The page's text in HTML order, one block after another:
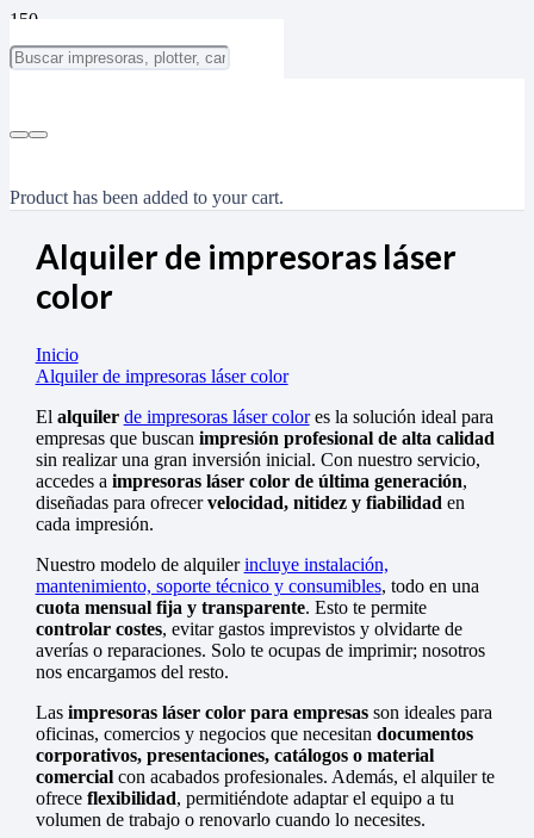
Product has been added to your cart.
Alquiler de impresoras láser
color
Inicio
Alquiler de impresoras láser color
El alquiler de impresoras láser colores la solución ideal para
empresas que buscan impresión profesional de alta calidad
sin realizar una gran inversión inicial. Con nuestro servicio,
accedes a impresoras láser color de última generación,
diseñadas para ofrecervelocidad, nitidez y fiabilidad en
cada impresión.
Nuestro modelo de alquilerincluye instalación,
mantenimiento, soporte técnico y consumibles, todo en una
cuota mensual fija y transparente. Esto te permite
controlar costes, evitar gastos imprevistos y olvidarte de
averías o reparaciones. Solo te ocupas de imprimir; nosotros
nos encargamos del resto.
Las impresoras láser color para empresasson ideales para
oficinas, comercios y negocios que necesitan documentos
corporativos, presentaciones, catálogos o material
comercialcon acabados profesionales. Además, el alquiler te
ofrece flexibilidad, permitiéndote adaptar el equipo a tu
volumen de trabajo o renovarlo cuando lo necesites.